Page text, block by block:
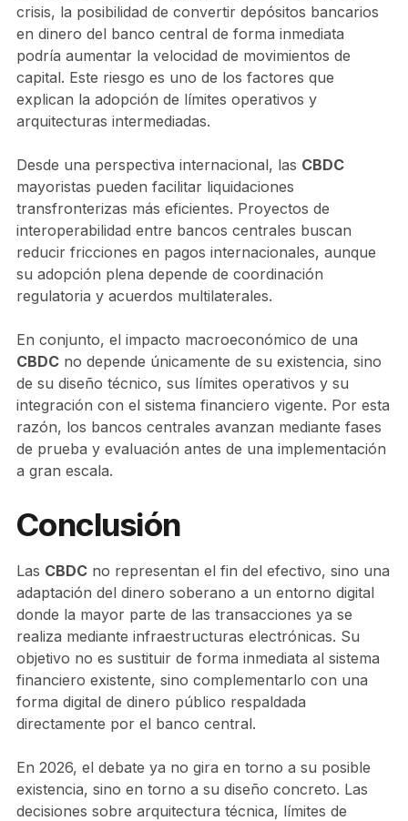
crisis, la posibilidad de convertir depósitos bancarios
en dinero del banco central de forma inmediata
podría aumentar la velocidad de movimientos de
capital. Este riesgo es uno de los factores que
explican la adopción de límites operativos y
arquitecturas intermediadas.
Desde una perspectiva internacional, las CBDC
mayoristas pueden facilitar liquidaciones
transfronterizas más eficientes. Proyectos de
interoperabilidad entre bancos centrales buscan
reducir fricciones en pagos internacionales, aunque
su adopción plena depende de coordinación
regulatoria y acuerdos multilaterales.
En conjunto, el impacto macroeconómico de una
CBDCno depende únicamente de su existencia, sino
de su diseño técnico, sus límites operativos y su
integración con el sistema financiero vigente. Por esta
razón, los bancos centrales avanzan mediante fases
de prueba y evaluación antes de una implementación
a gran escala.
Conclusión
Las CBDCno representan el fin del efectivo, sino una
adaptación del dinero soberano a un entorno digital
donde la mayor parte de las transacciones ya se
realiza mediante infraestructuras electrónicas. Su
objetivo no es sustituir de forma inmediata al sistema
financiero existente, sino complementarlo con una
forma digital de dinero público respaldada
directamente por el banco central.
En 2026, el debate ya no gira en torno a su posible
existencia, sino en torno a su diseño concreto. Las
decisiones sobre arquitectura técnica, límites de